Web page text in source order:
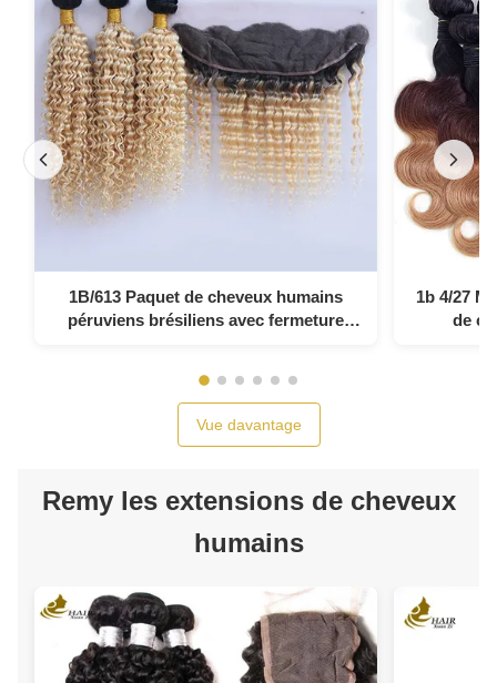
1B/613 Paquet de cheveux humains
péruviens brésiliens avec fermeture
1b 4/27
de
Vue davantage
Remy les extensions de cheveux
humains